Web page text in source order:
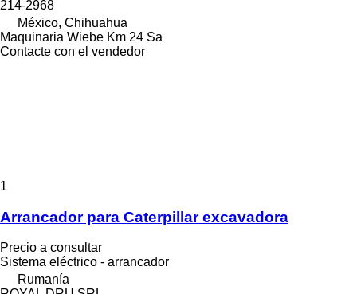
214-2968
México, Chihuahua
Maquinaria Wiebe Km 24 Sa
Contacte con el vendedor
1
Arrancador para Caterpillar excavadora
Precio a consultar
Sistema eléctrico - arrancador
Rumanía